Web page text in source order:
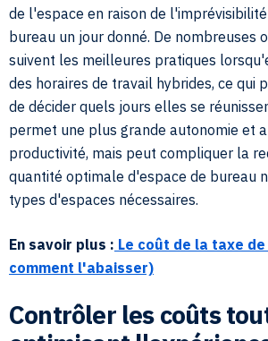
de l'espace en raison de
bureau un jour donné. De nombreuses
suivent les meilleures pratiques
des horaires de travail hybrides, ce qui
de décider quels jours elles se
permet une plus grande autonomie et
productivité, mais peut compliquer la
quantité optimale d'espace de bureau
types d'espaces nécessaires.
En savoir plus : Le coût de la taxe
comment l'abaisser)
Contrôler les coûts